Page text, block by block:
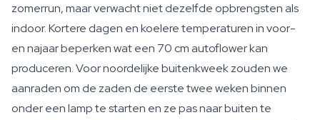
zomerrun, maar verwacht niet dezelfde opbrengsten als
indoor. Kortere dagen en koelere temperaturen in voor-
en najaar beperken wat een 70 cm autoflower kan
produceren. Voor noordelijke buitenkweek zouden we
aanraden om de zaden de eerste twee weken binnen
onder een lamp te starten en ze pas naar buiten te